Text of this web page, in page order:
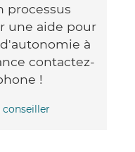
processus
une aide pour
à
contactez-
!
conseiller